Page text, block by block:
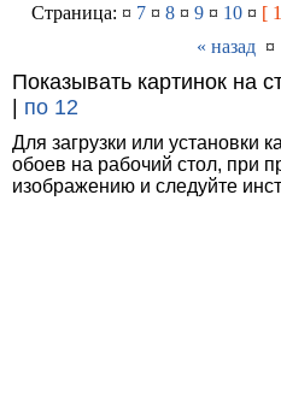
Страница: ¤ 7 ¤ 8 ¤ 9 ¤ 10 ¤ [
« назад ¤
Показывать картинок на
| по 12
Для загрузки или установки
обоев на рабочий стол, при
изображению и следуйте